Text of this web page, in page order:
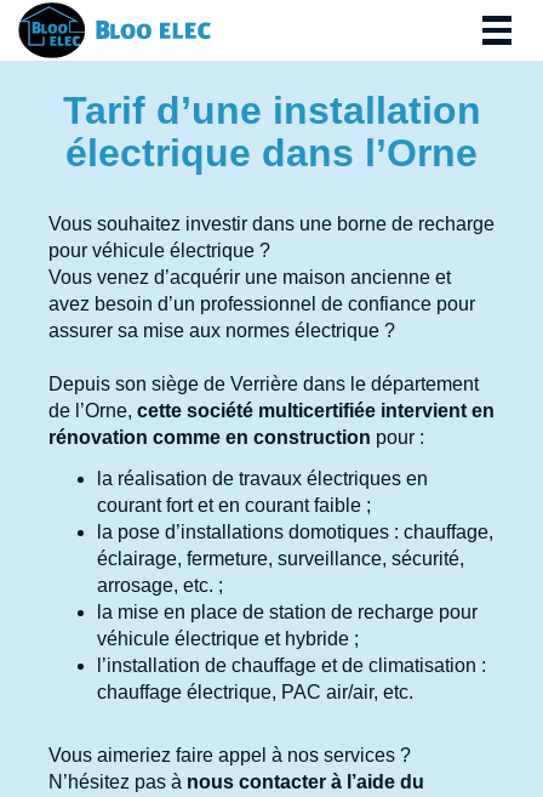
Tarif d’une installation
électrique dans l’Orne
Vous souhaitez investir dans une borne de recharge
pour véhicule électrique ?
Vous venez d’acquérir une maison ancienne et
avez besoin d’un professionnel de confiance pour
assurer sa mise aux normes électrique ?
Depuis son siège de Verrière dans le département
de l’Orne, cette société multicertifiée intervient en
rénovation comme en construction pour :
la réalisation de travaux électriques en
courant fort et en courant faible ;
la pose d’installations domotiques : chauffage,
éclairage, fermeture, surveillance, sécurité,
arrosage, etc. ;
la mise en place de station de recharge pour
véhicule électrique et hybride ;
l’installation de chauffage et de climatisation :
chauffage électrique, PAC air/air, etc.
Vous aimeriez faire appel à nos services ?
N’hésitez pas à nous contacter à l’aide du